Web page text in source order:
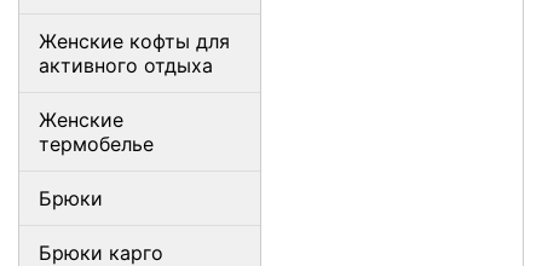
Женские кофты для
активного отдыха
Женские
термобелье
Брюки
Брюки карго